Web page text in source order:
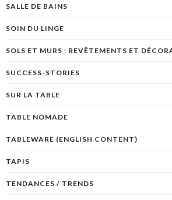
SALLE DE BAINS
SOIN DU LINGE
SOLS ET MURS : REVÊTEMENTS ET
SUCCESS-STORIES
SUR LA TABLE
TABLE NOMADE
TABLEWARE (ENGLISH CONTENT)
TAPIS
TENDANCES / TRENDS